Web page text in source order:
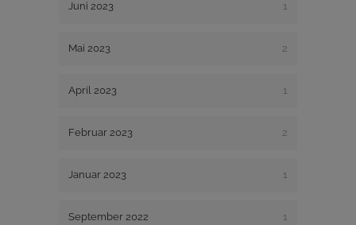
Juni 2023 1
Mai 2023 2
April 2023 1
Februar 2023 2
Januar 2023 1
September 2022 1